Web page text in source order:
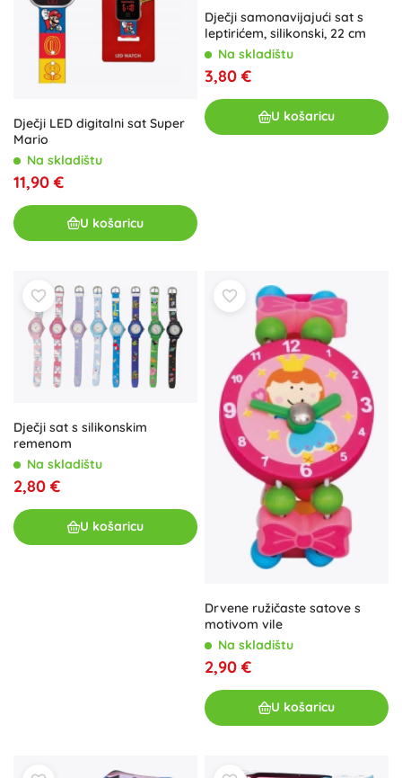
Dječji LED digitalni sat Super
Mario
Na skladištu
11,90 €
U košaricu
Dječji samonavijajući sat s
leptirićem, silikonski, 22 cm
Na skladištu
3,80 €
U košaricu
Dječji sat s silikonskim
remenom
Na skladištu
2,80 €
U košaricu
Drvene ružičaste satove s
motivom vile
Na skladištu
2,90 €
U košaricu